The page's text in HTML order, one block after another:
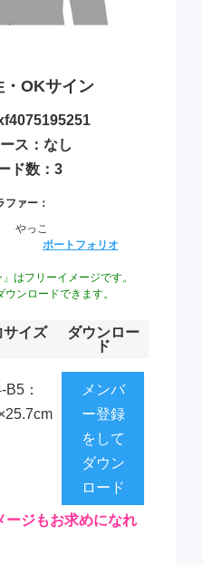
・OKサイン
ス：なし
ド数：3
ファー：
やっこ
ポートフォリオ
はフリーイメージです。
ンロードできます。
サイズ
ダウンロー
ド
B5：
メンバ
ー登録
をして
ダウン
ロード
ージもお求めになれ